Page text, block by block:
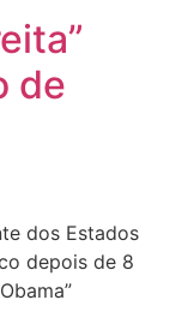
de
dos Estados
depois de 8